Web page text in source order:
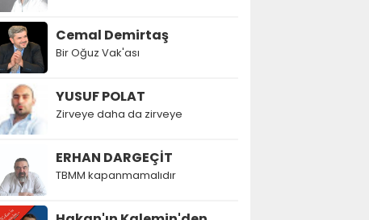
Cemal Demirtaş
Bir Oğuz Vak'ası
YUSUF POLAT
Zirveye daha da zirveye
ERHAN DARGEÇİT
TBMM kapanmamalıdır